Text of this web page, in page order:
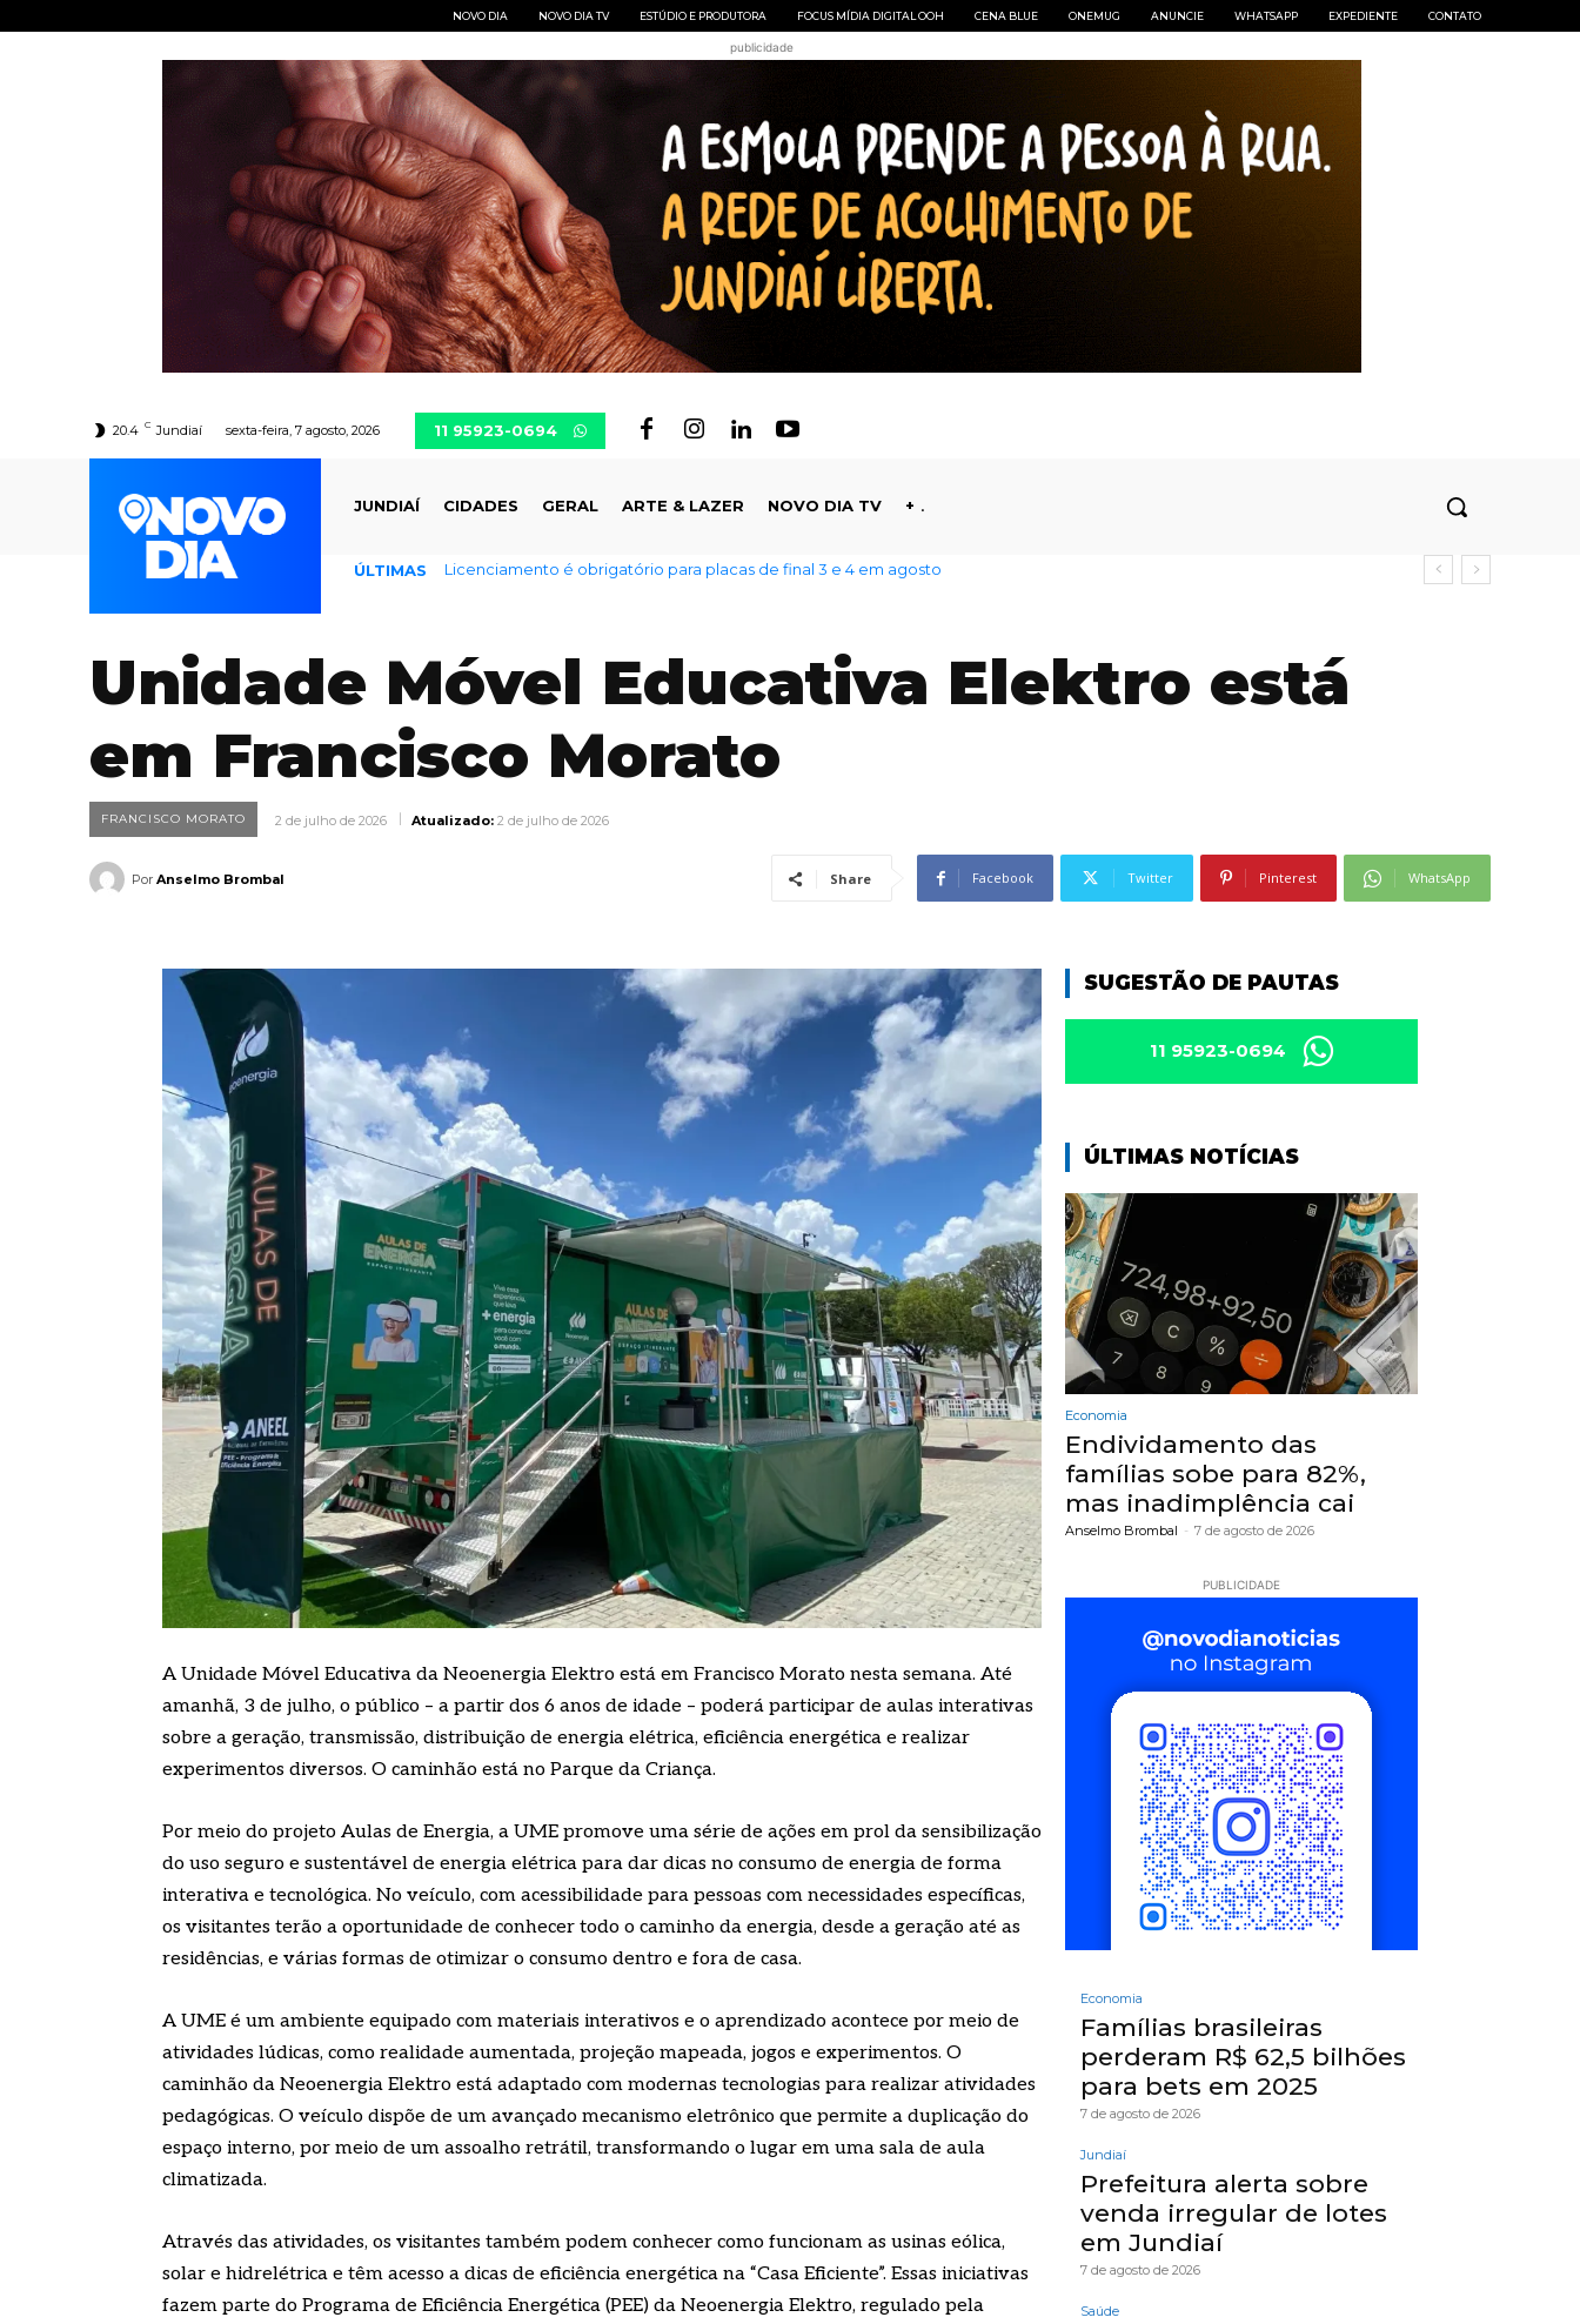
NOVO DIA NOVO DIA TV ESTÚDIO E PRODUTORA FOCUS MÍDIA DIGITAL OOH CENA BLUE ONEMUG ANUNCIE WHATSAPP EXPEDIENTE CONTATO
publicidade
20.4 C Jundiaí sexta-feira, 7 agosto, 2026 11 95923-0694
JUNDIAÍ CIDADES GERAL ARTE & LAZER NOVO DIA TV +
ÚLTIMAS Endividamento das famílias sobe para 82%, mas inadimplência cai
Unidade Móvel Educativa Elektro está
em Francisco Morato
FRANCISCO MORATO 2 de julho de 2026 Atualizado: 2 de julho de 2026
Por Anselmo Brombal Share Facebook Twitter Pinterest WhatsApp
A Unidade Móvel Educativa da Neoenergia Elektro está em Francisco Morato nesta semana. Até
amanhã, 3 de julho, o público – a partir dos 6 anos de idade – poderá participar de aulas interativas
sobre a geração, transmissão, distribuição de energia elétrica, eficiência energética e realizar
experimentos diversos. O caminhão está no Parque da Criança.
Por meio do projeto Aulas de Energia, a UME promove uma série de ações em prol da sensibilização
do uso seguro e sustentável de energia elétrica para dar dicas no consumo de energia de forma
interativa e tecnológica. No veículo, com acessibilidade para pessoas com necessidades específicas,
os visitantes terão a oportunidade de conhecer todo o caminho da energia, desde a geração até as
residências, e várias formas de otimizar o consumo dentro e fora de casa.
A UME é um ambiente equipado com materiais interativos e o aprendizado acontece por meio de
atividades lúdicas, como realidade aumentada, projeção mapeada, jogos e experimentos. O
caminhão da Neoenergia Elektro está adaptado com modernas tecnologias para realizar atividades
pedagógicas. O veículo dispõe de um avançado mecanismo eletrônico que permite a duplicação do
espaço interno, por meio de um assoalho retrátil, transformando o lugar em uma sala de aula
climatizada.
Através das atividades, os visitantes também podem conhecer como funcionam as usinas eólica,
solar e hidrelétrica e têm acesso a dicas de eficiência energética na “Casa Eficiente”. Essas iniciativas
fazem parte do Programa de Eficiência Energética (PEE) da Neoenergia Elektro, regulado pela
SUGESTÃO DE PAUTAS
11 95923-0694
ÚLTIMAS NOTÍCIAS
Economia
Endividamento das
famílias sobe para 82%,
mas inadimplência cai
Anselmo Brombal - 7 de agosto de 2026
PUBLICIDADE
Economia
Famílias brasileiras
perderam R$ 62,5 bilhões
para bets em 2025
7 de agosto de 2026
Jundiaí
Prefeitura alerta sobre
venda irregular de lotes
em Jundiaí
7 de agosto de 2026
Saúde